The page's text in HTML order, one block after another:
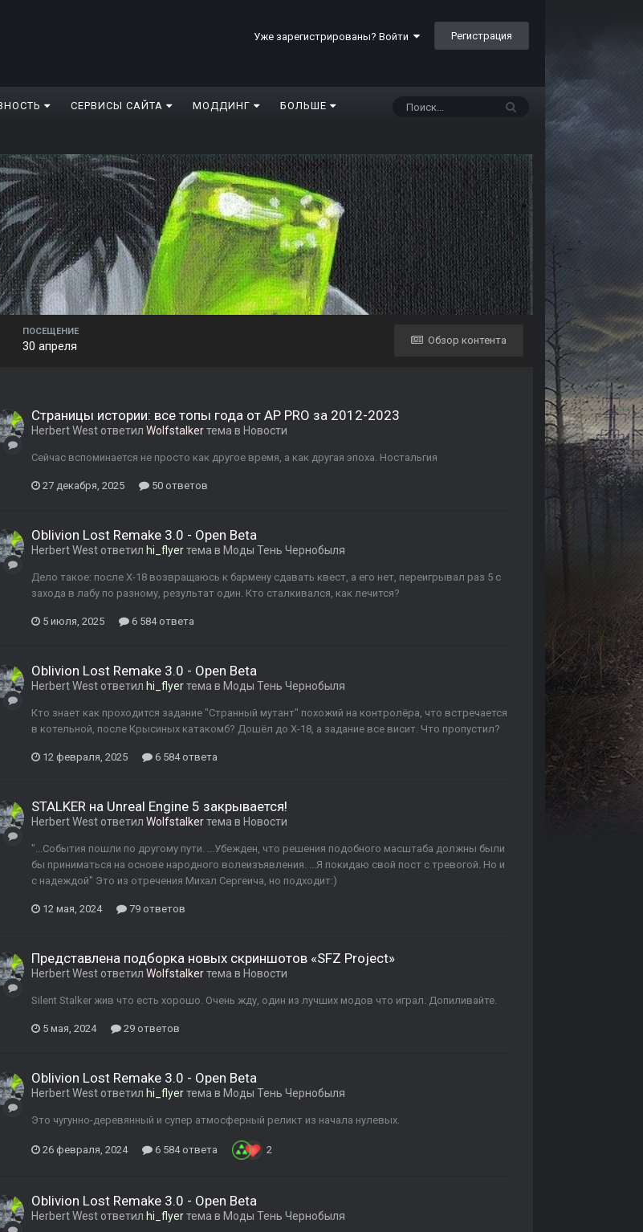
Уже зарегистрированы? Войти Регистрация
СЕРВИСЫ САЙТА МОДДИНГ БОЛЬШЕ
Обзор контента
ПОСЕЩЕНИЕ
30 апреля
Страницы истории: все топы года от AP PRO за 2012-2023
Herbert West ответил Wolfstalkerтема в Новости
Сейчас вспоминается не просто как другое время, а как другая эпоха. Ностальгия
27 декабря, 2025 50 ответов
Oblivion Lost Remake 3.0 - Open Beta
Herbert West ответил hi_flyerтема в Моды Тень Чернобыля
Дело такое: после Х-18 возвращаюсь к бармену сдавать квест, а его нет, переигрывал раз 5 с
захода в лабу по разному, результат один. Кто сталкивался, как лечится?
5 июля, 2025 6 584 ответа
Oblivion Lost Remake 3.0 - Open Beta
Herbert West ответил hi_flyerтема в Моды Тень Чернобыля
Кто знает как проходится задание "Странный мутант" похожий на контролёра, что встречается
в котельной, после Крысиных катакомб? Дошёл до X-18, а задание все висит. Что пропустил?
12 февраля, 2025 6 584 ответа
STALKER на Unreal Engine 5 закрывается!
Herbert West ответил Wolfstalkerтема в Новости
"...События пошли по другому пути. ...Убежден, что решения подобного масштаба должны были
бы приниматься на основе народного волеизъявления. ...Я покидаю свой пост с тревогой. Но и
с надеждой" Это из отречения Михал Сергеича, но подходит:)
12 мая, 2024 79 ответов
Представлена подборка новых скриншотов «SFZ Project»
Herbert West ответил Wolfstalkerтема в Новости
Silent Stalker жив что есть хорошо. Очень жду, один из лучших модов что играл. Допиливайте.
5 мая, 2024 29 ответов
Oblivion Lost Remake 3.0 - Open Beta
Herbert West ответил hi_flyerтема в Моды Тень Чернобыля
Это чугунно-деревянный и супер атмосферный реликт из начала нулевых.
26 февраля, 2024 6 584 ответа 2
Oblivion Lost Remake 3.0 - Open Beta
Herbert West ответил hi_flyerтема в Моды Тень Чернобыля